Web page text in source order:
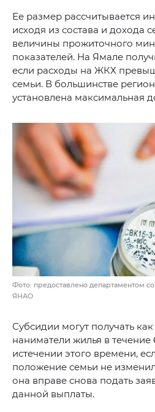
Ее размер рассчитывается
исходя из состава и дохода
величины прожиточного
показателей. На Ямале
если расходы на ЖКХ
семьи. В большинстве
установлена максимальная
Фото: предоставлено департаментом
ЯНАО
Субсидии могут получать
наниматели жилья в течение
истечении этого времени,
положение семьи не
она вправе снова подать
данной выплаты.